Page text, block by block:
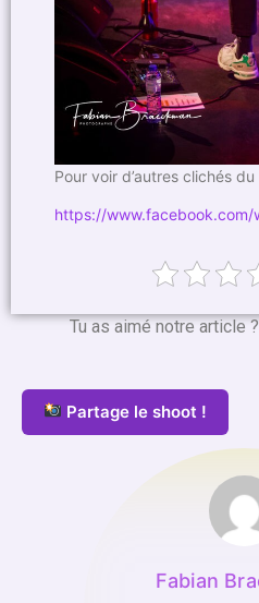
Pour voir d’autres clichés du
https://www.facebook.com/
Tu as aimé notre article
Partage le shoot !
Fabian